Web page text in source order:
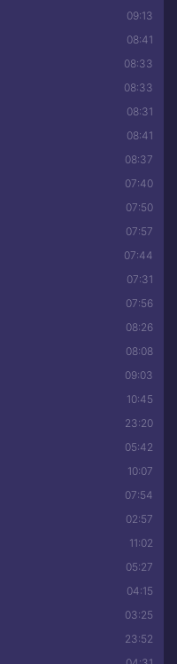
09:13
08:41
08:33
08:33
08:31
08:41
08:37
07:40
07:50
07:57
07:44
07:31
07:56
08:26
08:08
09:03
10:45
23:20
05:42
10:07
07:54
02:57
11:02
05:27
04:15
03:25
23:52